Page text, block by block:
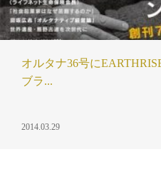
オルタナ36号に
ブラ...
2014.03.29